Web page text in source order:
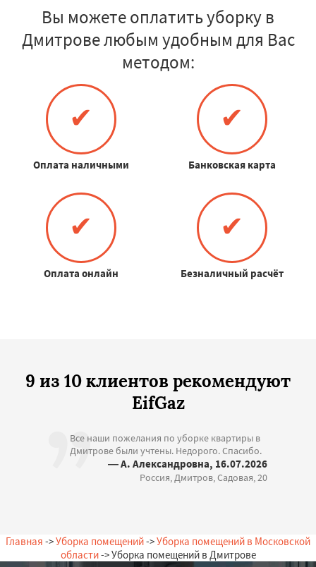
Вы можете оплатить уборку в
Дмитрове любым удобным для Вас
методом:
✔
Оплата наличными
✔
Банковская карта
✔
Оплата онлайн
✔
Безналичный расчёт
9 из 10 клиентов рекомендуют
EifGaz
Все наши пожелания по уборке квартиры в
Дмитрове были учтены. Недорого. Спасибо.
— А. Александровна, 16.07.2026
Россия, Дмитров, Садовая, 20
Главная ->Уборка помещений->Уборка помещений в Московской
области-> Уборка помещений в Дмитрове